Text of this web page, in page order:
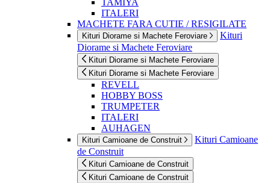
TAMIYA
ITALERI
MACHETE FARA CUTIE / RESIGILATE
Kituri Diorame si Machete Feroviare
Kituri
Diorame si Machete Feroviare
Kituri Diorame si Machete Feroviare
Kituri Diorame si Machete Feroviare
REVELL
HOBBY BOSS
TRUMPETER
ITALERI
AUHAGEN
Kituri Camioane de Construit
Kituri Camioane
de Construit
Kituri Camioane de Construit
Kituri Camioane de Construit